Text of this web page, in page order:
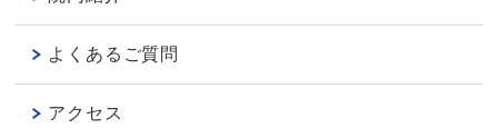
よくあるご質問
アクセス